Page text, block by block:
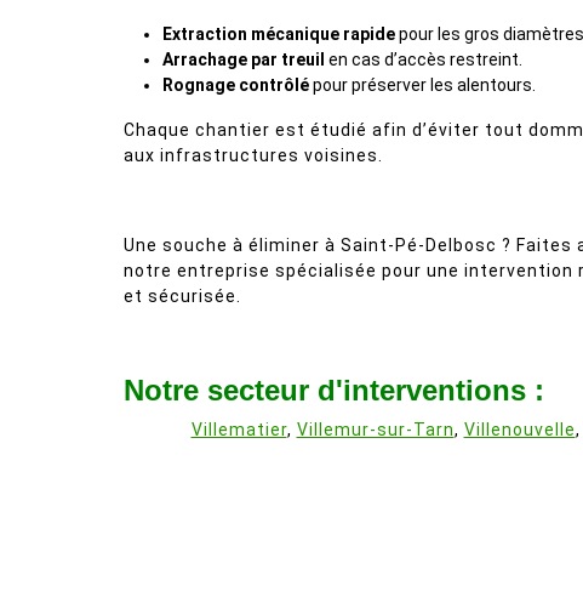
Extraction mécanique rapidepour les gros diamètres.
Arrachage par treuil en cas d’accès restreint.
Rognage contrôlépour préserver les alentours.
Chaque chantier est étudié afin d’éviter tout
aux infrastructures voisines.
Une souche à éliminer à Saint-Pé-Delbosc ? Faites
notre entreprise spécialisée pour une intervention
et sécurisée.
Notre secteur d'interventions :
Villematier, Villemur-sur-Tarn, Villenouvelle,